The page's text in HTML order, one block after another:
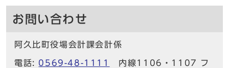
お問い合わせ
阿久比町役場会計課会計係
電話: 0569-48-1111
内線1106・1107 フ